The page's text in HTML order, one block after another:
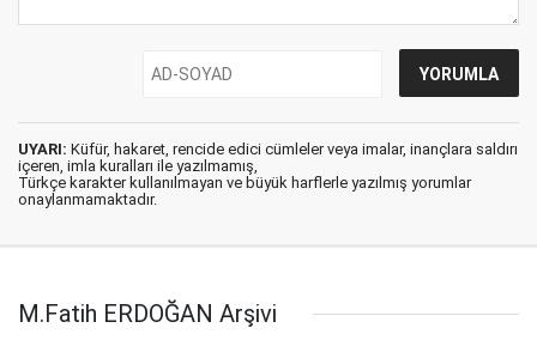
UYARI: Küfür, hakaret, rencide edici cümleler veya imalar, inançlara saldırı
içeren, imla kuralları ile yazılmamış,
Türkçe karakter kullanılmayan ve büyük harflerle yazılmış yorumlar
onaylanmamaktadır.
M.Fatih ERDOĞAN Arşivi